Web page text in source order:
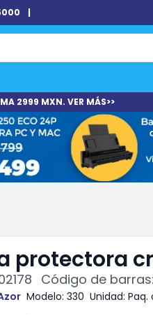
|
2999 MXN. VER MÁS>>
protectora
Código de barras:
Modelo: 330 Unidad: Paq.